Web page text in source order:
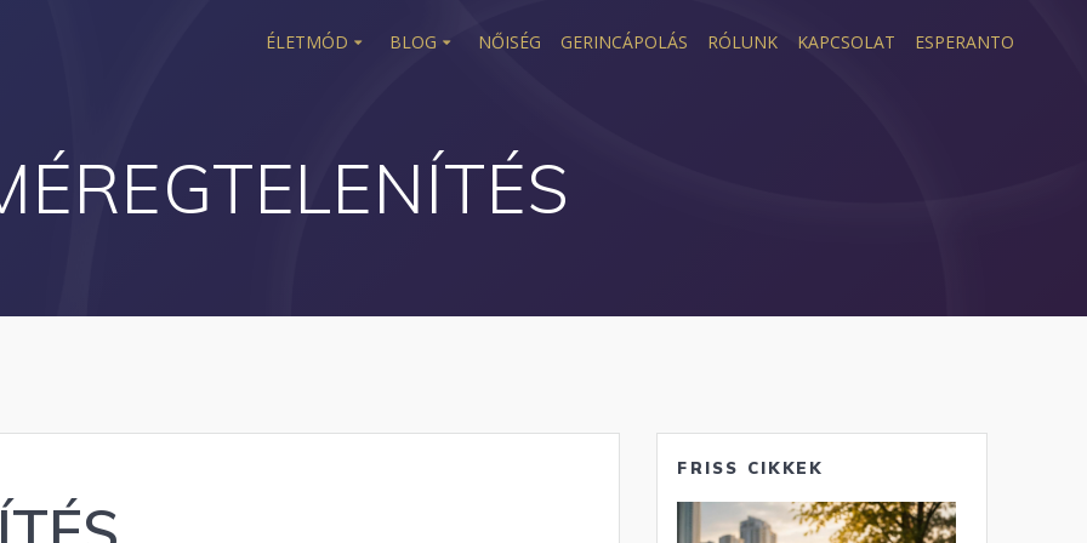
ÉLETMÓD BLOG NŐISÉG GERINCÁPOLÁS RÓLUNK KAPCSOLAT ESPERANTO
FRISS CIKKEK